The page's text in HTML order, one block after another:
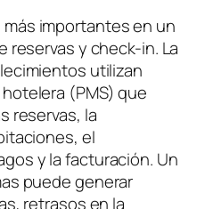
importantes en un
reservas y check-in. La
utilizan
(PMS) que
reservas, la
el
y la facturación. Un
puede generar
retrasos en la